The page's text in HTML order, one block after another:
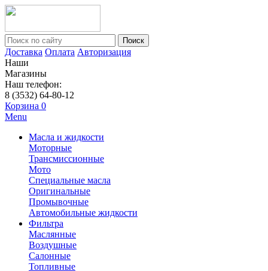
Поиск
Доставка Оплата Авторизация
Наши
Магазины
Наш телефон:
8 (3532) 64-80-12
Корзина 0
Menu
Масла и жидкости
Моторные
Трансмиссионные
Мото
Специальные масла
Оригинальные
Промывочные
Автомобильные жидкости
Фильтра
Маслянные
Воздушные
Салонные
Топливные